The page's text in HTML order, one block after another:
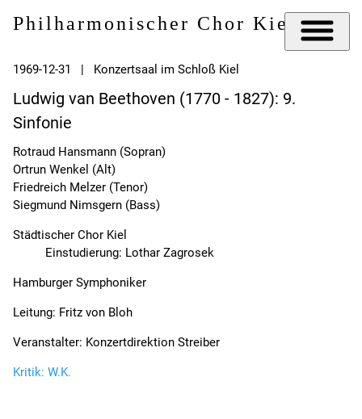
Philharmonischer Chor Kiel e.V.
1969-12-31 | Konzertsaal im Schloß Kiel
Ludwig van Beethoven (1770 - 1827): 9.
Sinfonie
Rotraud Hansmann (Sopran)
Ortrun Wenkel (Alt)
Friedreich Melzer (Tenor)
Siegmund Nimsgern (Bass)
Städtischer Chor Kiel
Einstudierung: Lothar Zagrosek
Hamburger Symphoniker
Leitung: Fritz von Bloh
Veranstalter: Konzertdirektion Streiber
Kritik: W.K.